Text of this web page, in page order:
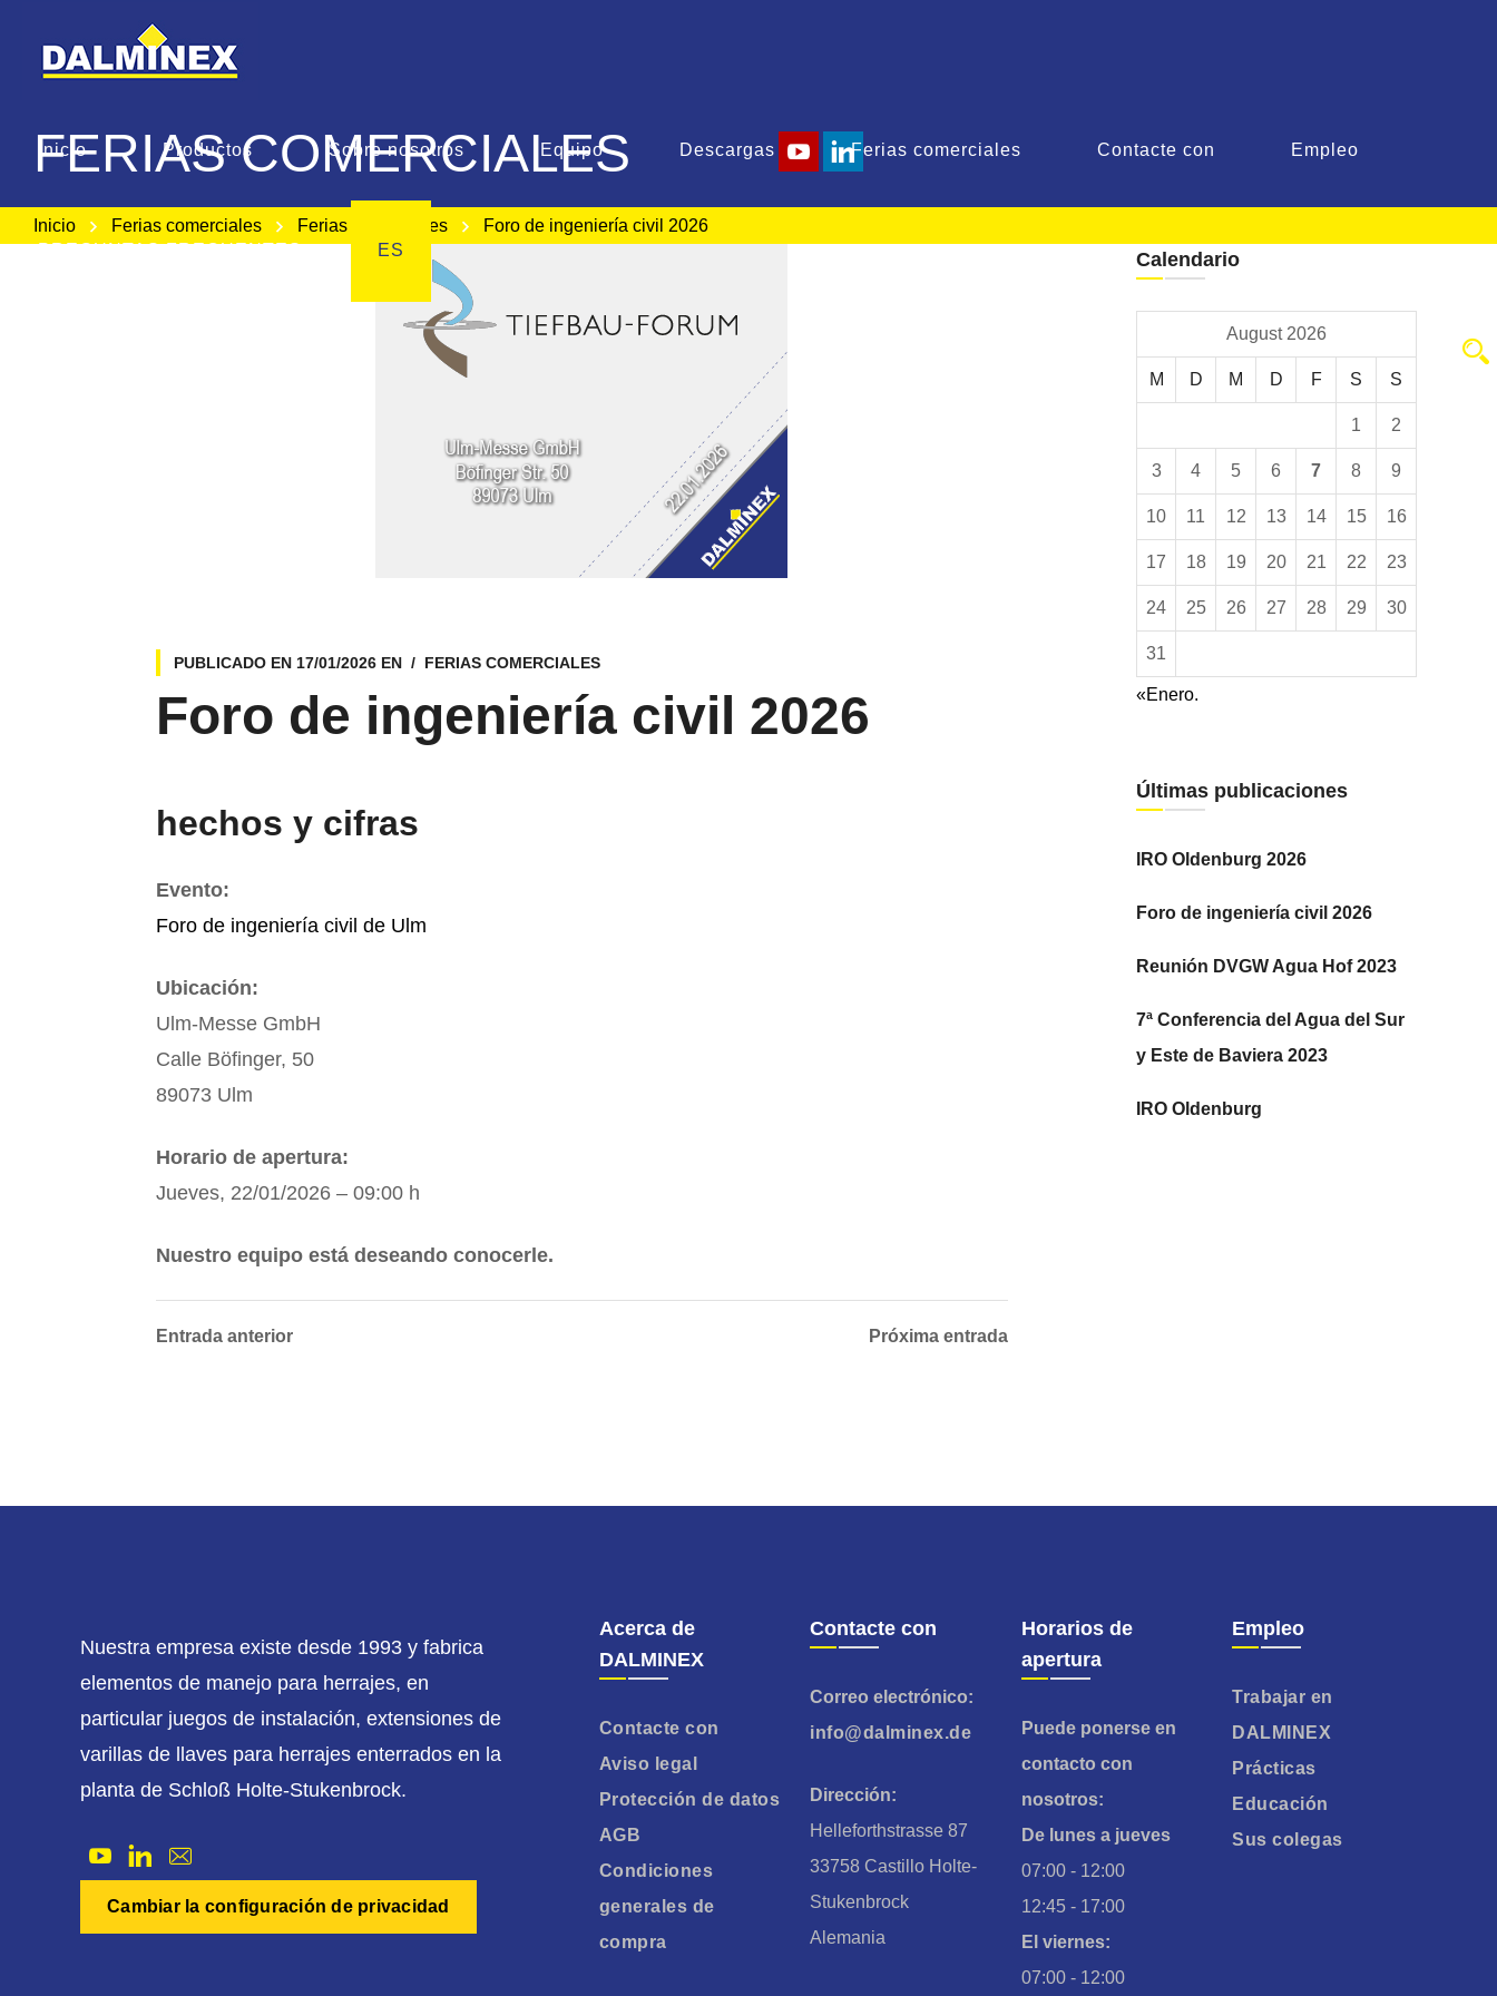
Inicio Productos Sobre nosotros Equipo Descargas Ferias comerciales Contacte con Empleo
PREGUNTAS FRECUENTES ES
FERIAS COMERCIALES
Inicio Ferias comerciales Ferias comerciales Foro de ingeniería civil 2026
PUBLICADO EN 17/01/2026EN FERIAS COMERCIALES
Foro de ingeniería civil 2026
hechos y cifras
Evento:
Foro de ingeniería civil de Ulm
Ubicación:
Ulm-Messe GmbH
Calle Böfinger, 50
89073 Ulm
Horario de apertura:
Jueves, 22/01/2026 – 09:00 h
Nuestro equipo está deseando conocerle.
Entrada anterior Próxima entrada
Calendario
August 2026
M D M D F S S
1 2
3 4 5 6 7 8 9
10 11 12 13 14 15 16
17 18 19 20 21 22 23
24 25 26 27 28 29 30
31
«Enero.
Últimas publicaciones
IRO Oldenburg 2026
Foro de ingeniería civil 2026
Reunión DVGW Agua Hof 2023
7ª Conferencia del Agua del Sur
y Este de Baviera 2023
IRO Oldenburg
Nuestra empresa existe desde 1993 y fabrica
elementos de manejo para herrajes, en
particular juegos de instalación, extensiones de
varillas de llaves para herrajes enterrados en la
planta de Schloß Holte-Stukenbrock.
Cambiar la configuración de privacidad
Acerca de
DALMINEX
Contacte con
Aviso legal
Protección de datos
AGB
Condiciones
generales de
compra
Contacte con
Correo electrónico:
info@dalminex.de
Dirección:
Helleforthstrasse 87
33758 Castillo Holte-
Stukenbrock
Alemania
Horarios de
apertura
Puede ponerse en
contacto con
nosotros:
De lunes a jueves
07:00 - 12:00
12:45 - 17:00
El viernes:
07:00 - 12:00
Empleo
Trabajar en
DALMINEX
Prácticas
Educación
Sus colegas